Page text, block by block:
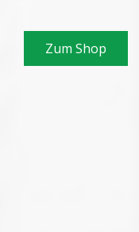
Zum Shop